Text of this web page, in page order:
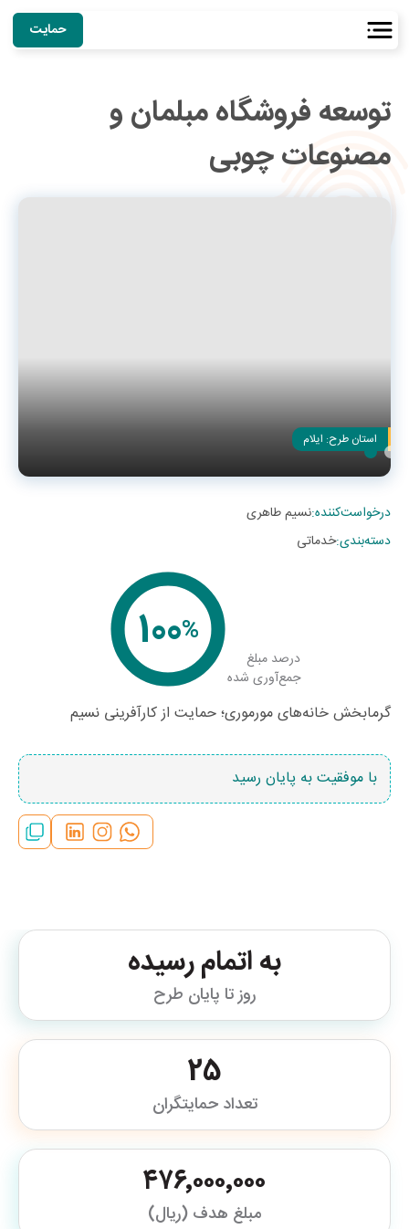
حمایت
توسعه فروشگاه مبلمان و
مصنوعات چوبی
استان طرح: ایلام
درخواست‌کننده:نسیم طاهری
دسته‌بندی:خدماتی
درصد مبلغ
جمع‌آوری شده
%
100
گرما‌بخش خانه‌های مورموری؛ حمایت از کارآفرینی نسیم
با موفقیت به پایان رسید
به اتمام رسیده
روز تا پایان طرح
25
تعداد حمایتگران
۴۷۶٬۰۰۰٬۰۰۰
مبلغ هدف (ریال)